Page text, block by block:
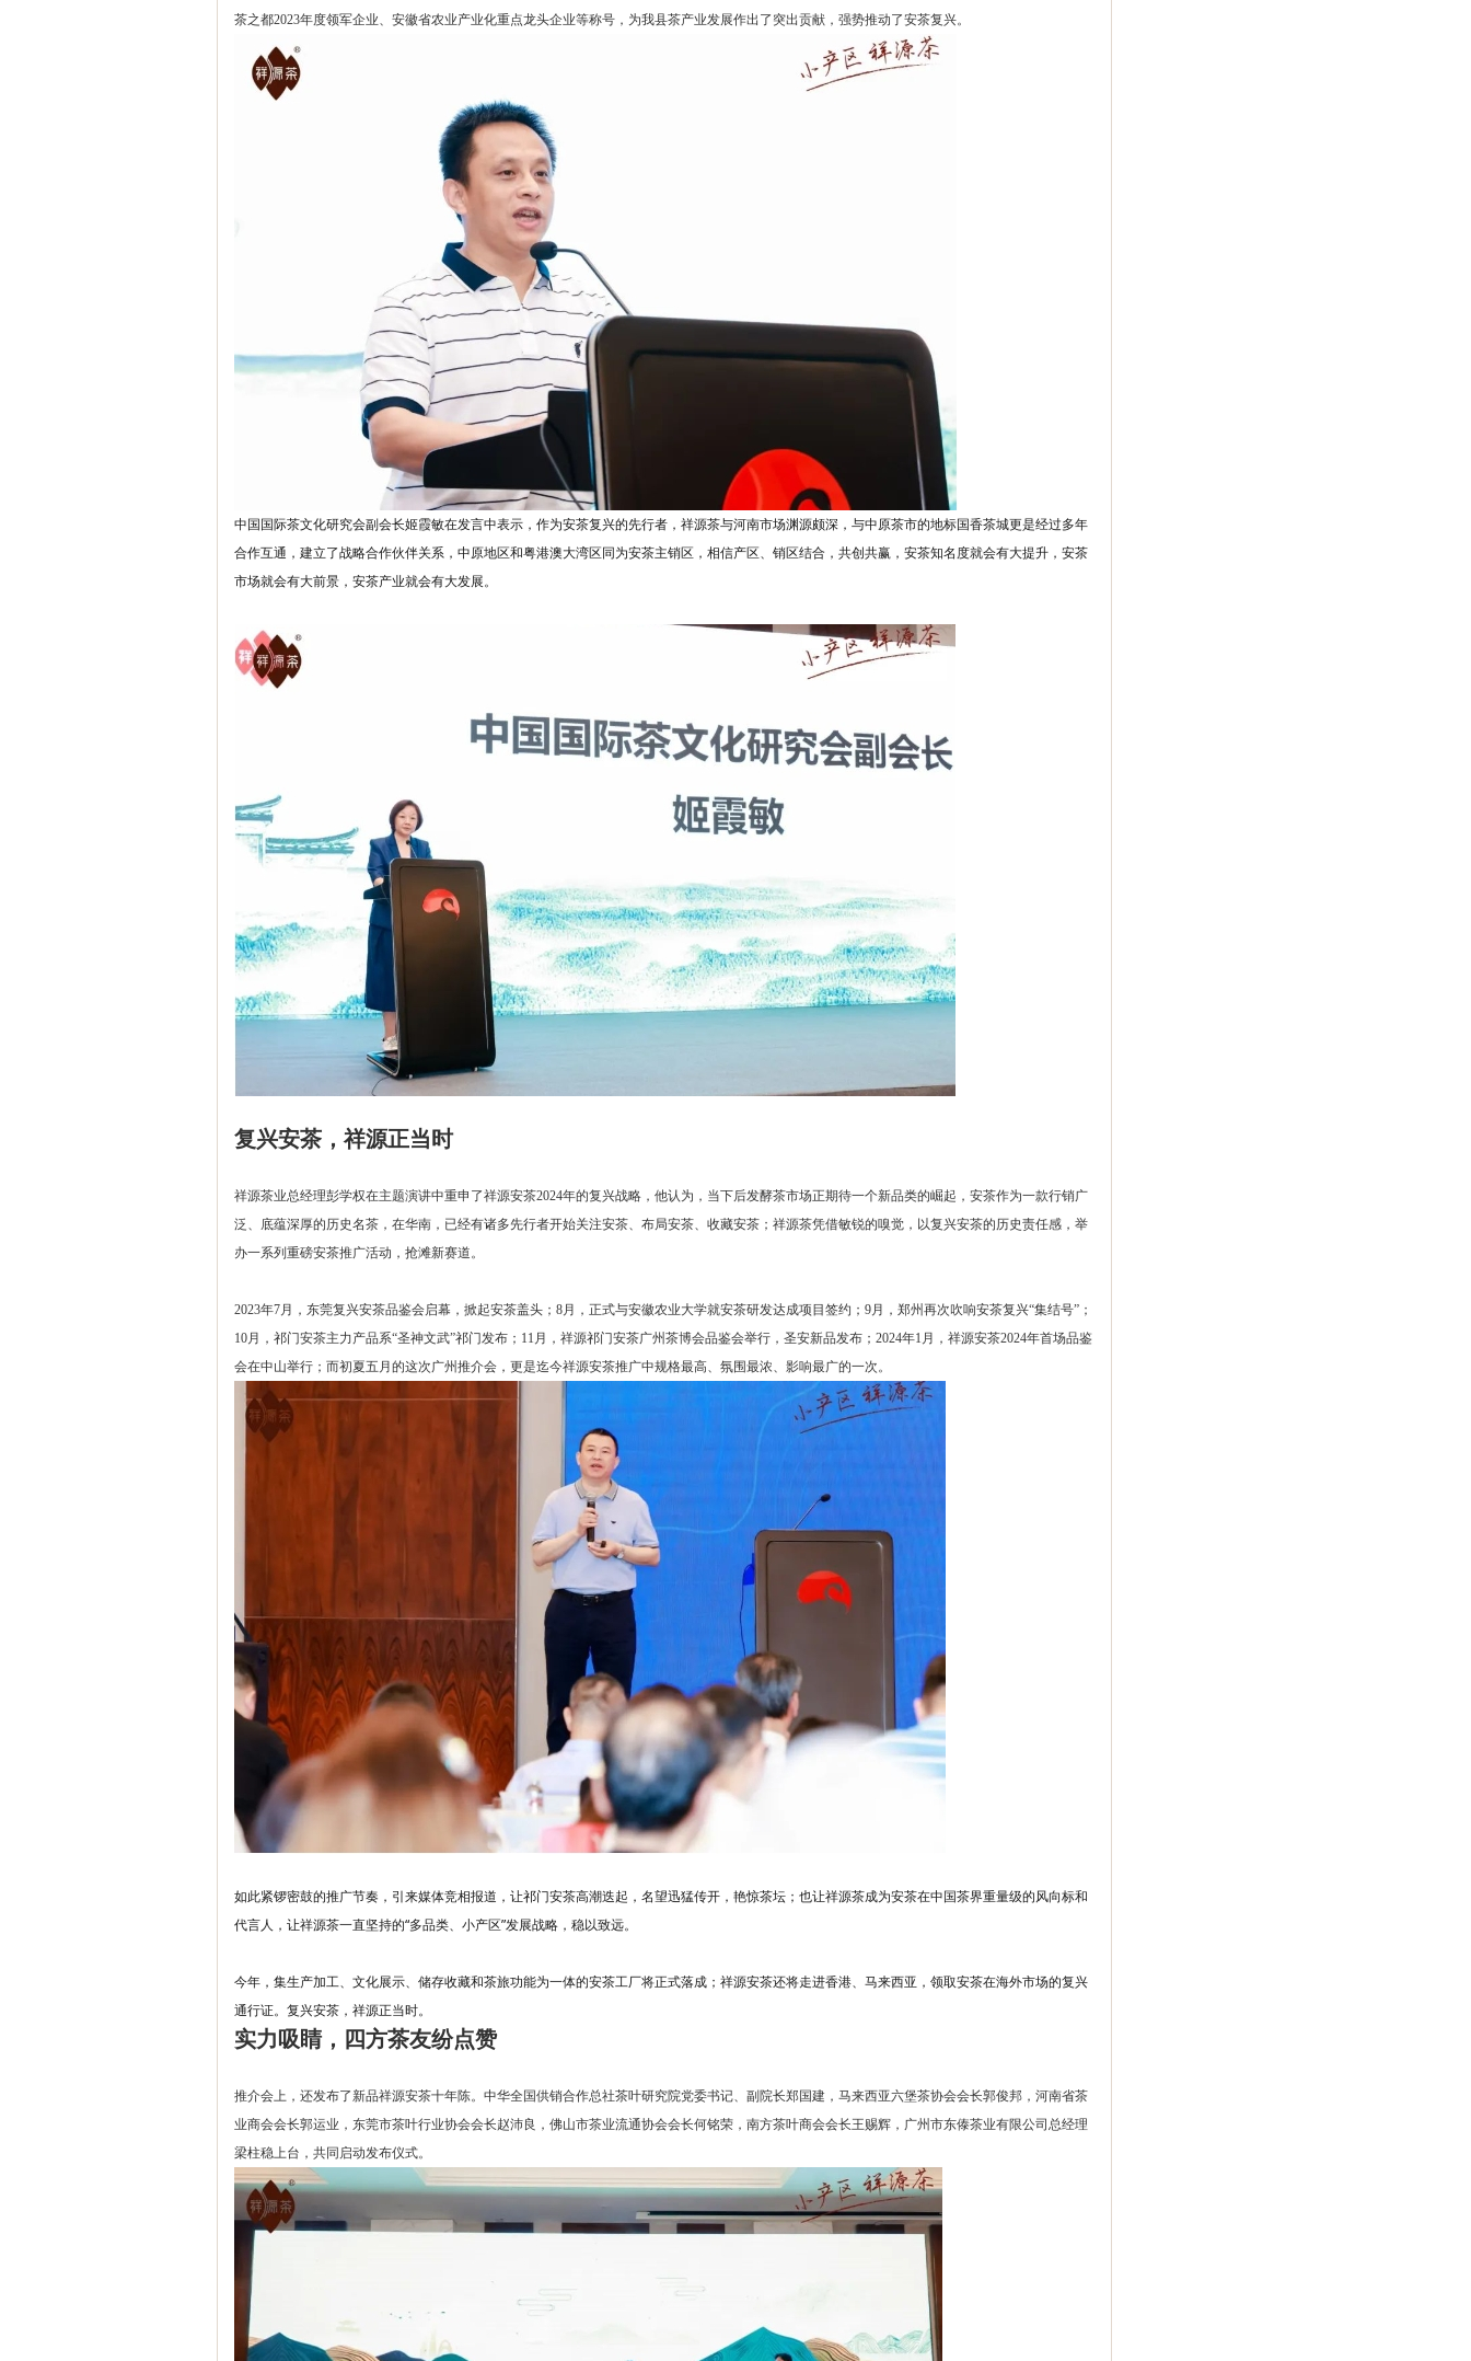
茶之都2023年度领军企业、安徽省农业产业化重点龙头企业等称号，为我县茶产业发展作出了突出贡献，强势推动了安茶复兴。
中国国际茶文化研究会副会长姬霞敏在发言中表示，作为安茶复兴的先行者，祥源茶与河南市场渊源颇深，与中原茶市的地标国香茶城更是经过多年
合作互通，建立了战略合作伙伴关系，中原地区和粤港澳大湾区同为安茶主销区，相信产区、销区结合，共创共赢，安茶知名度就会有大提升，安茶
市场就会有大前景，安茶产业就会有大发展。
复兴安茶，祥源正当时
祥源茶业总经理彭学权在主题演讲中重申了祥源安茶2024年的复兴战略，他认为，当下后发酵茶市场正期待一个新品类的崛起，安茶作为一款行销广
泛、底蕴深厚的历史名茶，在华南，已经有诸多先行者开始关注安茶、布局安茶、收藏安茶；祥源茶凭借敏锐的嗅觉，以复兴安茶的历史责任感，举
办一系列重磅安茶推广活动，抢滩新赛道。
2023年7月，东莞复兴安茶品鉴会启幕，掀起安茶盖头；8月，正式与安徽农业大学就安茶研发达成项目签约；9月，郑州再次吹响安茶复兴“集结号”；
10月，祁门安茶主力产品系“圣神文武”祁门发布；11月，祥源祁门安茶广州茶博会品鉴会举行，圣安新品发布；2024年1月，祥源安茶2024年首场品鉴
会在中山举行；而初夏五月的这次广州推介会，更是迄今祥源安茶推广中规格最高、氛围最浓、影响最广的一次。
如此紧锣密鼓的推广节奏，引来媒体竞相报道，让祁门安茶高潮迭起，名望迅猛传开，艳惊茶坛；也让祥源茶成为安茶在中国茶界重量级的风向标和
代言人，让祥源茶一直坚持的“多品类、小产区”发展战略，稳以致远。
今年，集生产加工、文化展示、储存收藏和茶旅功能为一体的安茶工厂将正式落成；祥源安茶还将走进香港、马来西亚，领取安茶在海外市场的复兴
通行证。复兴安茶，祥源正当时。
实力吸睛，四方茶友纷点赞
推介会上，还发布了新品祥源安茶十年陈。中华全国供销合作总社茶叶研究院党委书记、副院长郑国建，马来西亚六堡茶协会会长郭俊邦，河南省茶
业商会会长郭运业，东莞市茶叶行业协会会长赵沛良，佛山市茶业流通协会会长何铭荣，南方茶叶商会会长王赐辉，广州市东傣茶业有限公司总经理
梁柱稳上台，共同启动发布仪式。